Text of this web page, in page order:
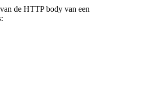
de HTTP body van een